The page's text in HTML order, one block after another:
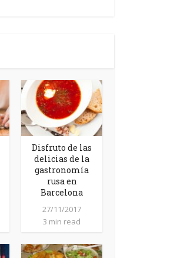
Disfruto de las
delicias de la
gastronomía
rusa en
Barcelona
27/11/2017
3 min read